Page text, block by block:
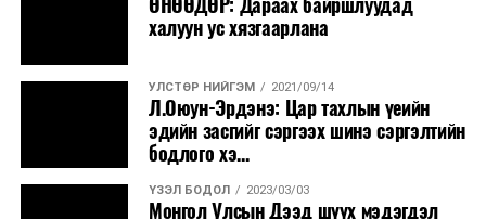
ӨНӨӨДӨР: Дараах байршлуудад
халуун ус хязгаарлана
УЛСТӨР НИЙГЭМ 2021/09/14
Л.Оюун-Эрдэнэ: Цар тахлын үеийн
эдийн засгийг сэргээх шинэ сэргэлтийн
бодлого хэ...
ҮЗЭЛ БОДОЛ 2023/03/03
Монгол Улсын Дээд шүүх мэдэгдэл